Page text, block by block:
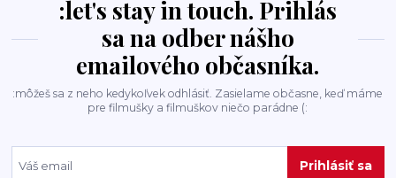
:let's stay in touch. Prihlás
sa na odber nášho
emailového občasníka.
:môžeš sa z neho kedykoľvek odhlásiť. Zasielame občasne, keď máme
pre filmušky a filmuškov niečo parádne (:
Prihlásiť sa